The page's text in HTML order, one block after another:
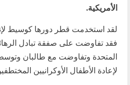
الأمريكية.
لقد استخدمت قطر دورها كوسيط
فقد تفاوضت على صفقة تبادل
المتحدة وتفاوضت مع طالبان
لإعادة الأطفال الأوكرانيين